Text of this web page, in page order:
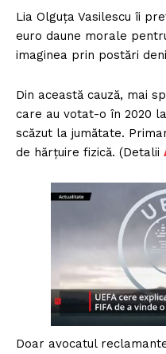
Lia Olguța Vasilescu îi
euro daune morale
imaginea prin postări
Din această cauză, mai
care au votat-o în 2020
scăzut la jumătate.
de hărțuire fizică. (Detalii
Doar avocatul